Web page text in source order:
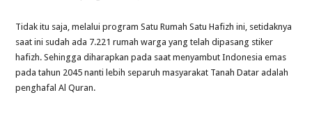
Tidak itu saja, melalui program Satu Rumah Satu Hafizh ini, setidaknya
saat ini sudah ada 7.221 rumah warga yang telah dipasang stiker
hafizh. Sehingga diharapkan pada saat menyambut Indonesia emas
pada tahun 2045 nanti lebih separuh masyarakat Tanah Datar adalah
penghafal Al Quran.